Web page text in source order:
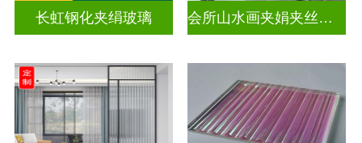
长虹钢化夹绢玻璃 会所山水画夹娟夹丝玻璃